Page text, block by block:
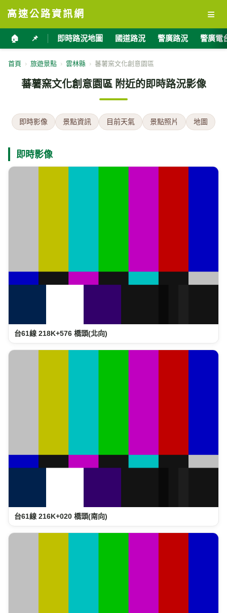
高速公路資訊網 ≡
🏠 📌 即時路況地圖 國道路況 警廣路況 警廣電
首頁 › 旅遊景點 › 雲林縣 › 蕃薯窯文化創意園區
蕃薯窯文化創意園區 附近的即時路況影像
即時影像 景點資訊 目前天氣 景點照片 地圖
即時影像
台61線 218K+576 橋頭(北向)
台61線 216K+020 橋頭(南向)